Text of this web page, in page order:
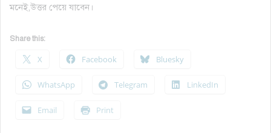
মনেই,উত্তর পেয়ে যাবেন।
Share this:
X Facebook Bluesky
WhatsApp Telegram LinkedIn
Email Print